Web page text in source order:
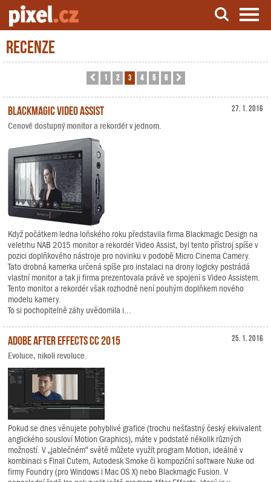
Server o natáčení a zpracování videa
Recenze
Předchozí
1 2 3 4 5 6
27. 1. 2016
Blackmagic Video Assist
Cenově dostupný monitor a rekordér v jednom.
Když počátkem ledna loňského roku představila firma Blackmagic Design na
veletrhu NAB 2015 monitor a rekordér Video Assist, byl tento přístroj spíše v
pozici doplňkového nástroje pro novinku v podobě Micro Cinema Camery.
Tato drobná kamerka určená spíše pro instalaci na drony logicky postrádá
vlastní monitor a tak ji firma prezentovala právě ve spojení s Video Assistem.
Tento monitor a rekordér však rozhodně není pouhým doplňkem nového
modelu kamery.
To si pochopitelně záhy uvědomila i...
25. 1. 2016
Adobe After Effects CC 2015
Evoluce, nikoli revoluce.
Pokud se dnes věnujete pohyblivé grafice (trochu nešťastný český ekvivalent
anglického sousloví Motion Graphics), máte v podstatě několik různých
možností. V „jablečném“ světě můžete využít program Motion, ideálně v
kombinaci s Final Cutem, Autodesk Smoke či kompoziční software Nuke od
firmy Foundry (pro Windows i Mac OS X) nebo Blackmagic Fusion. V